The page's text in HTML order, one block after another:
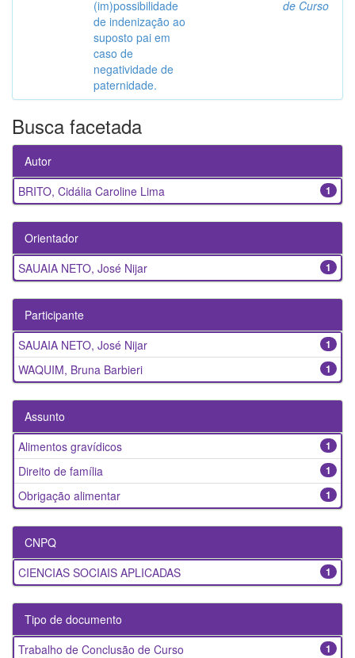
(im)possibilidade
de indenização ao
suposto pai em
caso de
negatividade de
paternidade.
de Curso
Busca facetada
Autor
1
BRITO, Cidália Caroline Lima
Orientador
1
SAUAIA NETO, José Nijar
Participante
1
SAUAIA NETO, José Nijar
1
WAQUIM, Bruna Barbieri
Assunto
1
Alimentos gravídicos
1
Direito de família
1
Obrigação alimentar
CNPQ
1
CIENCIAS SOCIAIS APLICADAS
Tipo de documento
1
Trabalho de Conclusão de Curso